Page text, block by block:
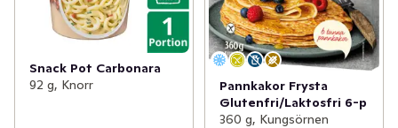
Snack Pot Carbonara
92 g, Knorr
Pannkakor Frysta
Glutenfri/Laktosfri 6-p
360 g, Kungsörnen